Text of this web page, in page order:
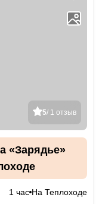
5/ 1 отзыв
«Зарядье»
1 час На Теплоходе